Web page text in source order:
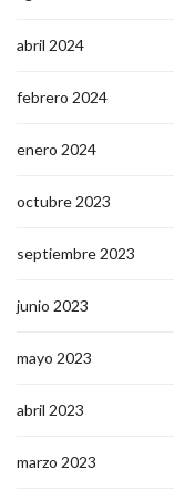
abril 2024
febrero 2024
enero 2024
octubre 2023
septiembre 2023
junio 2023
mayo 2023
abril 2023
marzo 2023